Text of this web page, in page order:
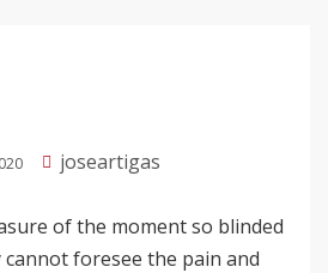
joseartigas
of the moment so blinded
foresee the pain and